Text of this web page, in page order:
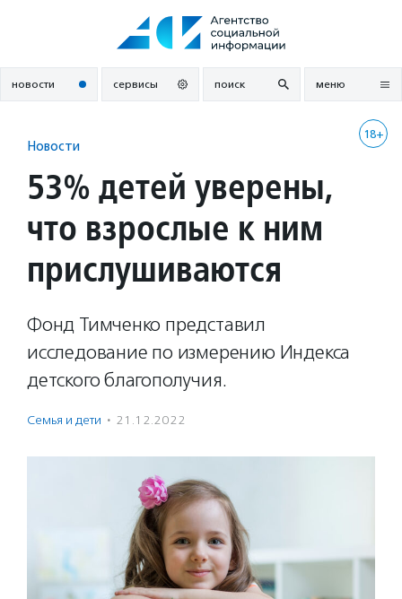
новости сервисы поиск меню
18+
Новости
53% детей уверены,
что взрослые к ним
прислушиваются
Фонд Тимченко представил
исследование по измерению Индекса
детского благополучия.
Семья и дети · 21.12.2022